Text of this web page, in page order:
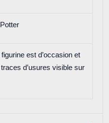
est d’occasion et
d’usures visible sur